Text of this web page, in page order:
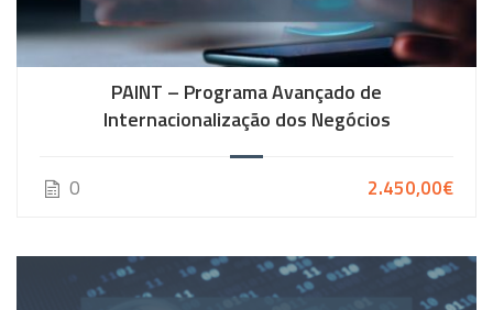
PAINT – Programa Avançado de
Internacionalização dos Negócios
0 2.450,00€